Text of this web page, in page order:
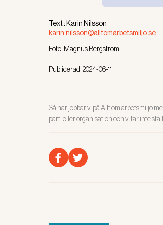
Läs även:
Text : Karin Nilsson
karin.nilsson@alltomarbetsmiljo.se
Foto: Magnus Bergström
Publicerad:2024-06-11
Så här jobbar vi på Allt om arbetsmiljö
parti eller organisation och vi tar inte